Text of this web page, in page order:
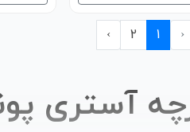
‹
1
2
›
آستری